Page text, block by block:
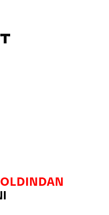
OLDINDAN